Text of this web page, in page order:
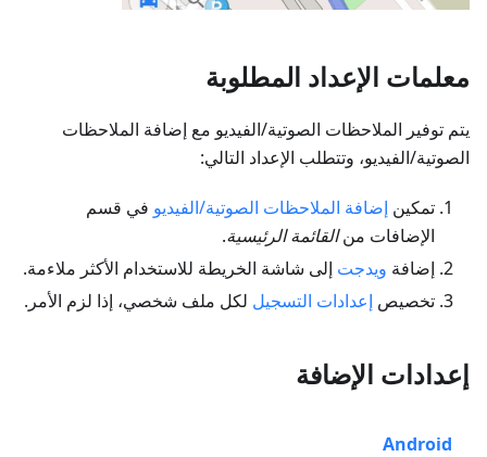
معلمات الإعداد المطلوبة
يتم توفير الملاحظات الصوتية/الفيديو مع إضافة الملاحظات
الصوتية/الفيديو، وتتطلب الإعداد التالي:
تمكين إضافة الملاحظات الصوتية/الفيديو في قسم
الإضافات منالقائمة الرئيسية.
إضافة ويدجت إلى شاشة الخريطة للاستخدام الأكثر ملاءمة.
تخصيص إعدادات التسجيل لكل ملف شخصي، إذا لزم الأمر.
إعدادات الإضافة
Android